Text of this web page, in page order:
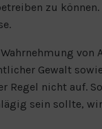
zu
von
Gewalt
Regel nicht auf.
sein sollte,